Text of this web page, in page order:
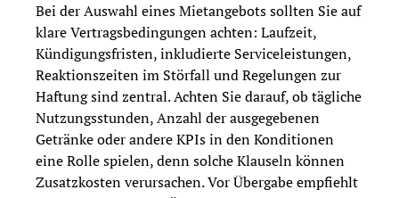
Bei der Auswahl eines Mietangebots sollten Sie auf
klare Vertragsbedingungen achten: Laufzeit,
Kündigungsfristen, inkludierte Serviceleistungen,
Reaktionszeiten im Störfall und Regelungen zur
Haftung sind zentral. Achten Sie darauf, ob tägliche
Nutzungsstunden, Anzahl der ausgegebenen
Getränke oder andere KPIs in den Konditionen
eine Rolle spielen, denn solche Klauseln können
Zusatzkosten verursachen. Vor Übergabe empfiehlt